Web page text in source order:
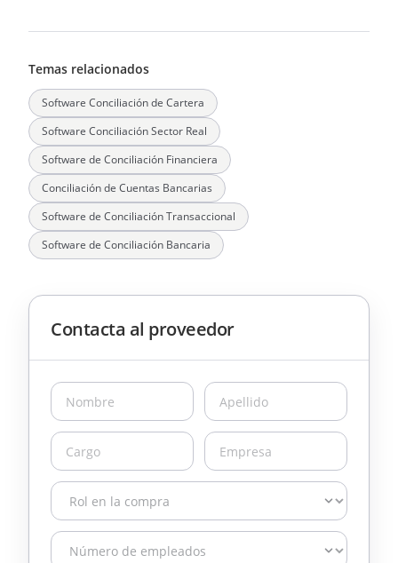
Temas relacionados
Software Conciliación de Cartera
Software Conciliación Sector Real
Software de Conciliación Financiera
Conciliación de Cuentas Bancarias
Software de Conciliación Transaccional
Software de Conciliación Bancaria
Contacta al proveedor